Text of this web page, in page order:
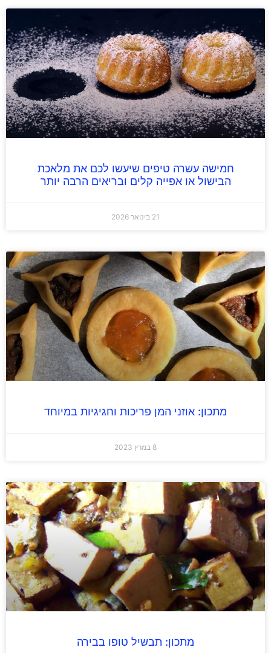
חמישה עשרה טיפים שיעשו לכם את מלאכת
הבישול או אפייה קלים ובריאים הרבה יותר
מתכון: אוזני המן פריכות וחגיגיות במיוחד
מתכון: תבשיל טופו בבירה